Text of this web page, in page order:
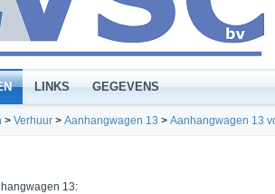
LINKS GEGEVENS
> Verhuur > Aanhangwagen 13 > Aanhangwagen 13
13: